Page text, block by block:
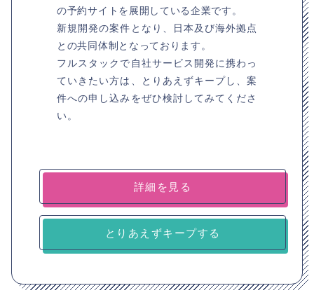
の予約サイトを展開している企業です。
新規開発の案件となり、日本及び海外拠点
との共同体制となっております。
フルスタックで自社サービス開発に携わっ
ていきたい方は、とりあえずキープし、案
件への申し込みをぜひ検討してみてくださ
い。
詳細を見る
とりあえずキープする